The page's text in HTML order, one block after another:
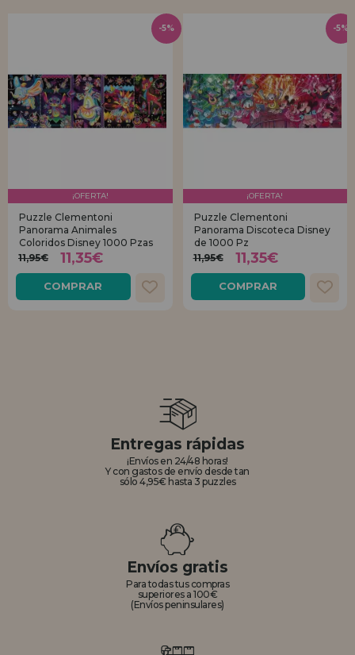
¡OFERTA!
Puzzle Clementoni
Panorama Animales
Coloridos Disney 1000 Pzas
11,95€
11,35€
COMPRAR
-5%
¡OFERTA!
Puzzle Clementoni
Panorama Discoteca Disney
de 1000 Pz
11,95€
11,35€
COMPRAR
-5%
Entregas rápidas
¡Envíos en 24/48 horas!
Y con gastos de envío desde tan
sólo 4,95€ hasta 3 puzzles
Envíos gratis
Para todas tus compras
superiores a 100€
(Envíos peninsulares)